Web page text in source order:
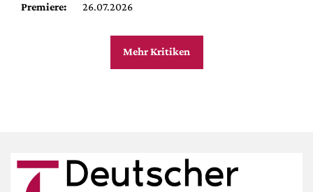
Premiere:
26.07.2026
Mehr Kritiken